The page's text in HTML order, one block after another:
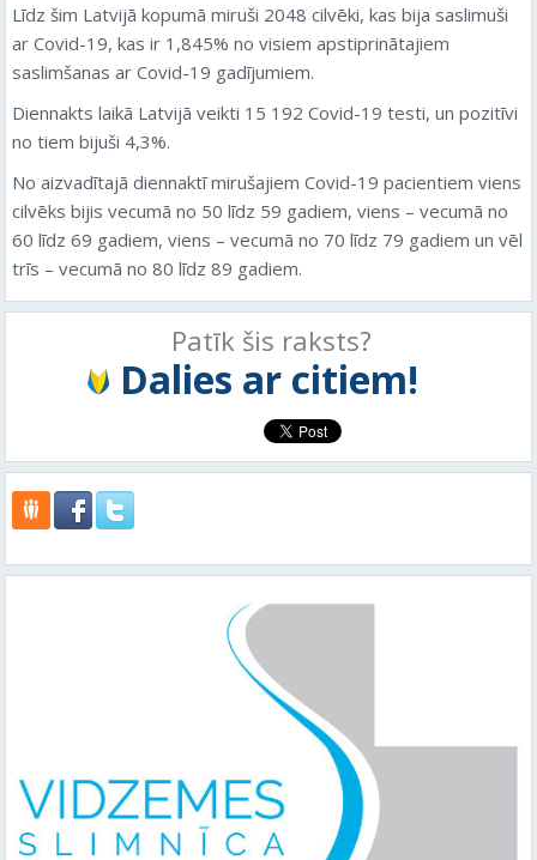
Līdz šim Latvijā kopumā miruši 2048 cilvēki, kas bija saslimuši
ar Covid-19, kas ir 1,845% no visiem apstiprinātajiem
saslimšanas ar Covid-19 gadījumiem.
Diennakts laikā Latvijā veikti 15 192 Covid-19 testi, un pozitīvi
no tiem bijuši 4,3%.
No aizvadītajā diennaktī mirušajiem Covid-19 pacientiem viens
cilvēks bijis vecumā no 50 līdz 59 gadiem, viens – vecumā no
60 līdz 69 gadiem, viens – vecumā no 70 līdz 79 gadiem un vēl
trīs – vecumā no 80 līdz 89 gadiem.
Patīk šis raksts?
Dalies ar citiem!